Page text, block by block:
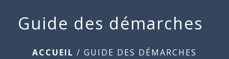
Guide des démarches
ACCUEIL / GUIDE DES DÉMARCHES